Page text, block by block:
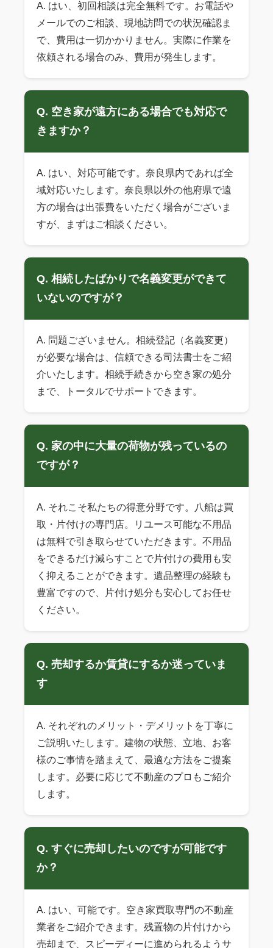
A. はい、初回相談は完全無料です。お電話や
メールでのご相談、現地訪問での状況確認ま
で、費用は一切かかりません。実際に作業を
依頼される場合のみ、費用が発生します。
Q. 空き家が遠方にある場合でも対応で
きますか？
A. はい、対応可能です。奈良県内であれば全
域対応いたします。奈良県以外の他府県で遠
方の場合は出張費をいただく場合がございま
すが、まずはご相談ください。
Q. 相続したばかりで名義変更ができて
いないのですが？
A. 問題ございません。相続登記（名義変更）
が必要な場合は、信頼できる司法書士をご紹
介いたします。相続手続きから空き家の処分
まで、トータルでサポートできます。
Q. 家の中に大量の荷物が残っているの
ですが？
A. それこそ私たちの得意分野です。八船は買
取・片付けの専門店。リユース可能な不用品
は無料で引き取らせていただきます。不用品
をできるだけ減らすことで片付けの費用も安
く抑えることができます。遺品整理の経験も
豊富ですので、片付け処分も安心してお任せ
ください。
Q. 売却するか賃貸にするか迷っていま
す
A. それぞれのメリット・デメリットを丁寧に
ご説明いたします。建物の状態、立地、お客
様のご事情を踏まえて、最適な方法をご提案
します。必要に応じて不動産のプロもご紹介
します。
Q. すぐに売却したいのですが可能です
か？
A. はい、可能です。空き家買取専門の不動産
業者をご紹介できます。残置物の片付けから
売却まで、スピーディーに進められるようサ